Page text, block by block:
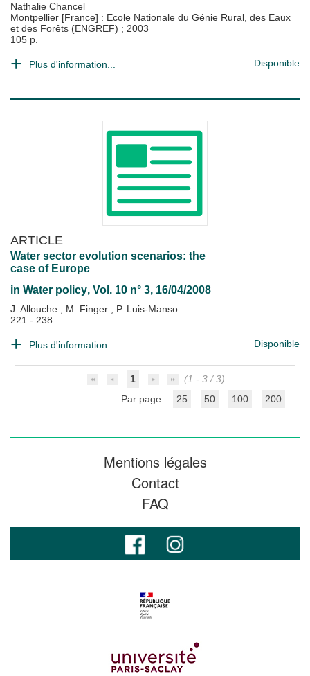
Nathalie Chancel
Montpellier [France] : Ecole Nationale du Génie Rural, des Eaux
et des Forêts (ENGREF) ; 2003
105 p.
Plus d'information... Disponible
ARTICLE
Water sector evolution scenarios: the
case of Europe
in Water policy, Vol. 10 n° 3, 16/04/2008
J. Allouche ; M. Finger ; P. Luis-Manso
221 - 238
Plus d'information... Disponible
1
(1 - 3 / 3)
Par page :
25 50 100 200
Mentions légales
Contact
FAQ